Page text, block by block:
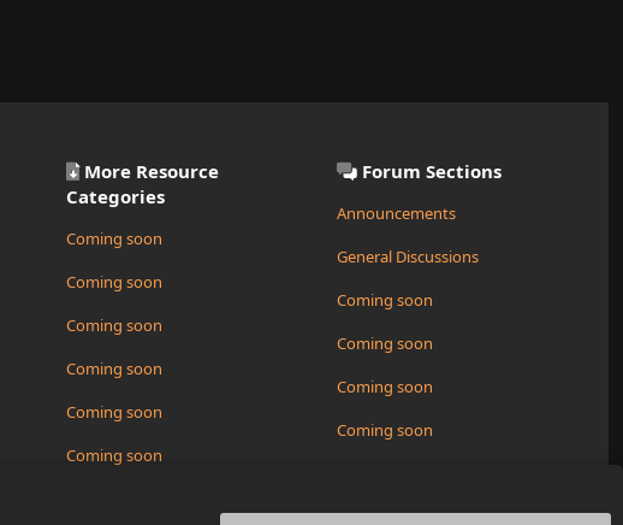
More Resource
Categories
Coming soon
Coming soon
Coming soon
Coming soon
Coming soon
Coming soon
Forum Sections
Announcements
General Discussions
Coming soon
Coming soon
Coming soon
Coming soon